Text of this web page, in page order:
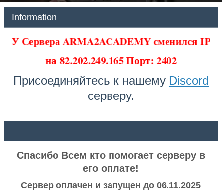
Information
У Сервера ARMA2ACADEMY сменился IP
на 82.202.249.165 Порт: 2402
Присоединяйтесь к нашему Discord
серверу.
Спасибо Всем кто помогает серверу в
его оплате!
Сервер оплачен и запущен до 06.11.2025